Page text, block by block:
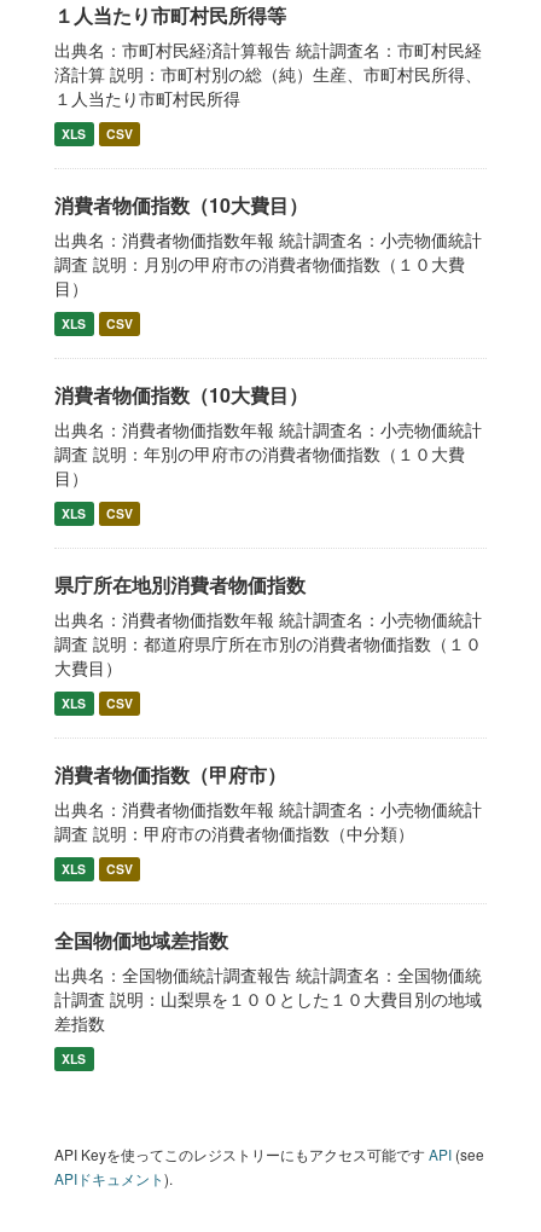
１人当たり市町村民所得等
出典名：市町村民経済計算報告 統計調査名：市町村民経
済計算 説明：市町村別の総（純）生産、市町村民所得、
１人当たり市町村民所得
XLS CSV
消費者物価指数（10大費目）
出典名：消費者物価指数年報 統計調査名：小売物価統計
調査 説明：月別の甲府市の消費者物価指数（１０大費
目）
XLS CSV
消費者物価指数（10大費目）
出典名：消費者物価指数年報 統計調査名：小売物価統計
調査 説明：年別の甲府市の消費者物価指数（１０大費
目）
XLS CSV
県庁所在地別消費者物価指数
出典名：消費者物価指数年報 統計調査名：小売物価統計
調査 説明：都道府県庁所在市別の消費者物価指数（１０
大費目）
XLS CSV
消費者物価指数（甲府市）
出典名：消費者物価指数年報 統計調査名：小売物価統計
調査 説明：甲府市の消費者物価指数（中分類）
XLS CSV
全国物価地域差指数
出典名：全国物価統計調査報告 統計調査名：全国物価統
計調査 説明：山梨県を１００とした１０大費目別の地域
差指数
XLS
API Keyを使ってこのレジストリーにもアクセス可能ですAPI (see
APIドキュメント).